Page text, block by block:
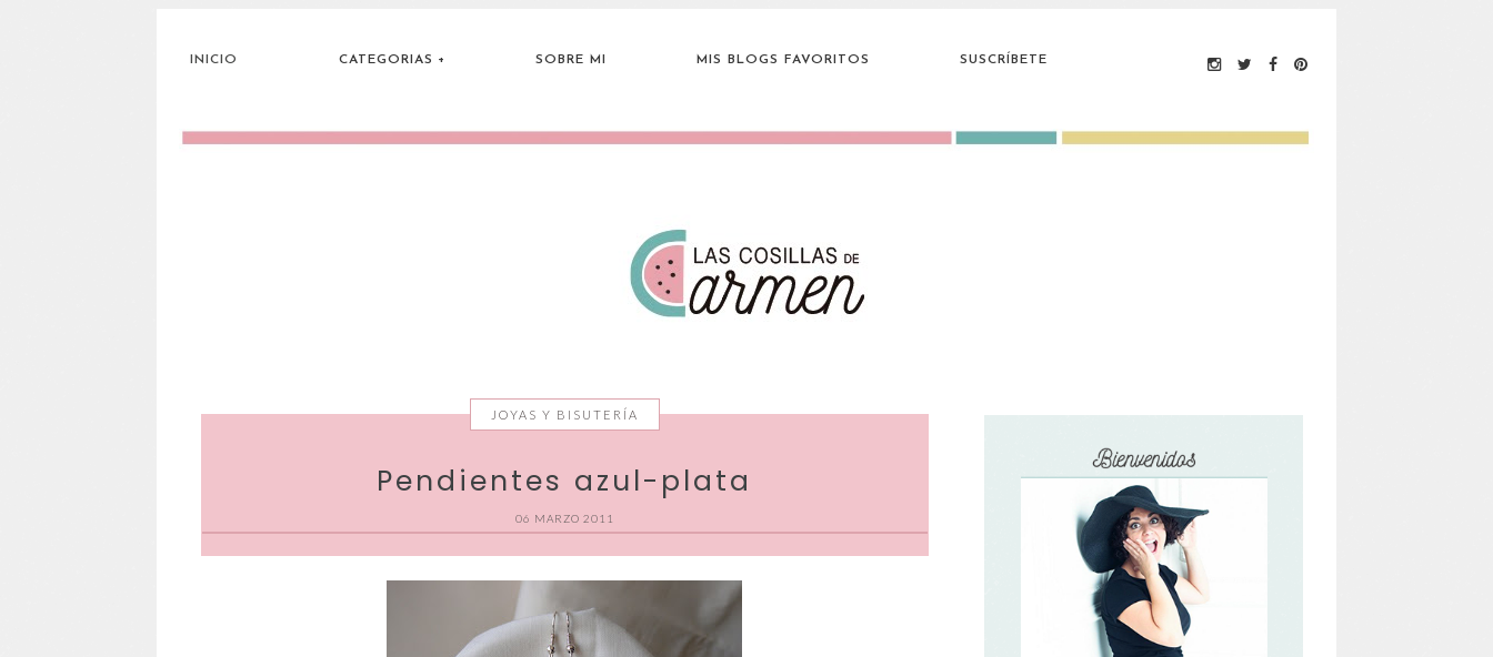
INICIO CATEGORIAS SOBRE MI MIS BLOGS FAVORITOS SUSCRÍBETE
JOYAS Y BISUTERÍA
Pendientes azul-plata
06 MARZO 2011